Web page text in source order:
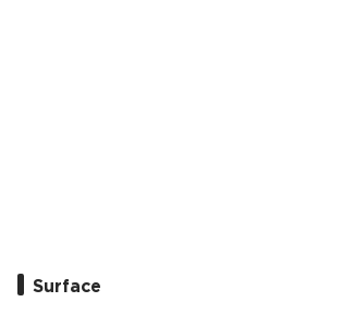
Surface